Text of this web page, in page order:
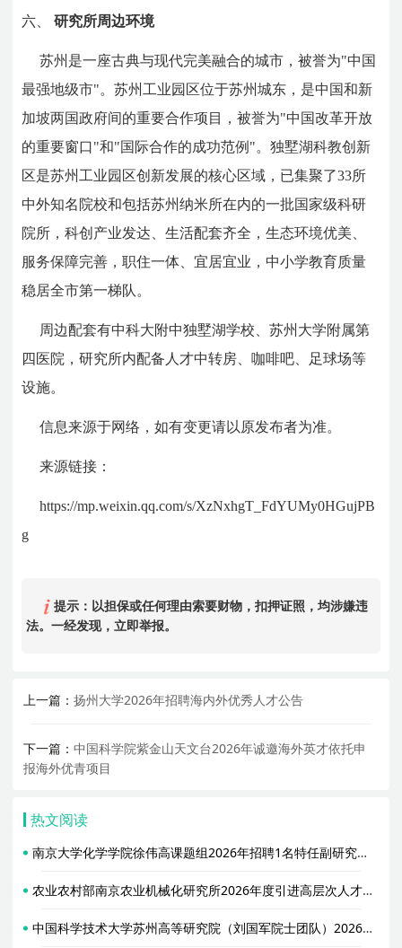
六、研究所周边环境
苏州是一座古典与现代完美融合的城市，被誉为"中国
最强地级市"。苏州工业园区位于苏州城东，是中国和新
加坡两国政府间的重要合作项目，被誉为"中国改革开放
的重要窗口"和"国际合作的成功范例 "。独墅湖科教创新
区是苏州工业园区创新发展的核心区域，已集聚了33所
中外知名院校和包括苏州纳米所在内的一批国家级科研
院所，科创产业发达、生活配套齐全，生态环境优美、
服务保障完善，职住一体、宜居宜业，中小学教育质量
稳居全市第一梯队。
周边配套有中科大附中独墅湖学校、苏州大学附属第
四医院，研究所内配备人才中转房、咖啡吧、足球场等
设施。
信息来源于网络，如有变更请以原发布者为准。
来源链接：
https://mp.weixin.qq.com/s/XzNxhgT_FdYUMy0HGujPB
g
提示：以担保或任何理由索要财物，扣押证照，均涉嫌违
法。一经发现，立即举报。
上一篇：扬州大学2026年招聘海内外优秀人才公告
下一篇：中国科学院紫金山天文台2026年诚邀海外英才依托申
报海外优青项目
热文阅读
南京大学化学学院徐伟高课题组2026年招聘1名特任副研究员公告（YJ20260577）
农业农村部南京农业机械化研究所2026年度引进高层次人才公告
中国科学技术大学苏州高等研究院（刘国军院士团队）2026年诚聘特任研究员/特任副研究员/博士后